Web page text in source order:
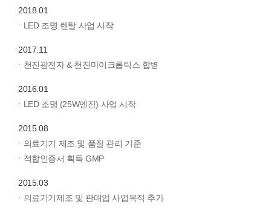
2018.01
ㆍLED 조명 렌탈 사업 시작
2017.11
ㆍ천진광전자 & 천진마이크롭틱스 합병
2016.01
ㆍLED 조명 (25W엔진) 사업 시작
2015.08
ㆍ의료기기 제조 및 품질 관리 기준
ㆍ적합인증서 획득 GMP
2015.03
ㆍ의료기기제조 및 판매업 사업목적 추가